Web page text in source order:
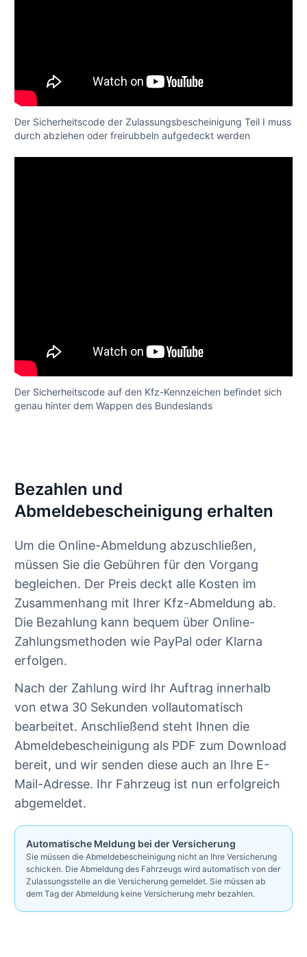
Der Sicherheitscode der Zulassungsbescheinigung Teil I muss
durch abziehen oder freirubbeln aufgedeckt werden
Der Sicherheitscode auf den Kfz-Kennzeichen befindet sich
genau hinter dem Wappen des Bundeslands
Bezahlen und
Abmeldebescheinigung erhalten
Um die Online-Abmeldung abzuschließen,
müssen Sie die Gebühren für den Vorgang
begleichen. Der Preis deckt alle Kosten im
Zusammenhang mit Ihrer Kfz-Abmeldung ab.
Die Bezahlung kann bequem über Online-
Zahlungsmethoden wie PayPal oder Klarna
erfolgen.
Nach der Zahlung wird Ihr Auftrag innerhalb
von etwa 30 Sekunden vollautomatisch
bearbeitet. Anschließend steht Ihnen die
Abmeldebescheinigung als PDF zum Download
bereit, und wir senden diese auch an Ihre E-
Mail-Adresse. Ihr Fahrzeug ist nun erfolgreich
abgemeldet.
Automatische Meldung bei der Versicherung
Sie müssen die Abmeldebescheinigung nicht an Ihre Versicherung
schicken. Die Abmeldung des Fahrzeugs wird automatisch von der
Zulassungsstelle an die Versicherung gemeldet. Sie müssen ab
dem Tag der Abmeldung keine Versicherung mehr bezahlen.